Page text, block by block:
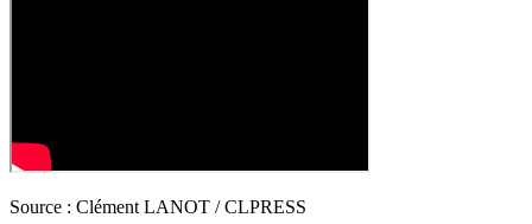
Source : Clément LANOT / CLPRESS